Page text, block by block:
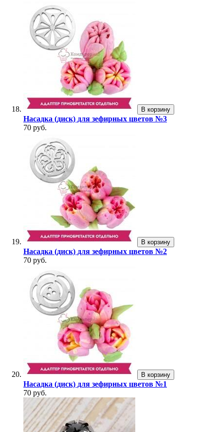
В корзину
Насадка (диск) для зефирных цветов №3
70 руб.
В корзину
Насадка (диск) для зефирных цветов №2
70 руб.
В корзину
Насадка (диск) для зефирных цветов №1
70 руб.